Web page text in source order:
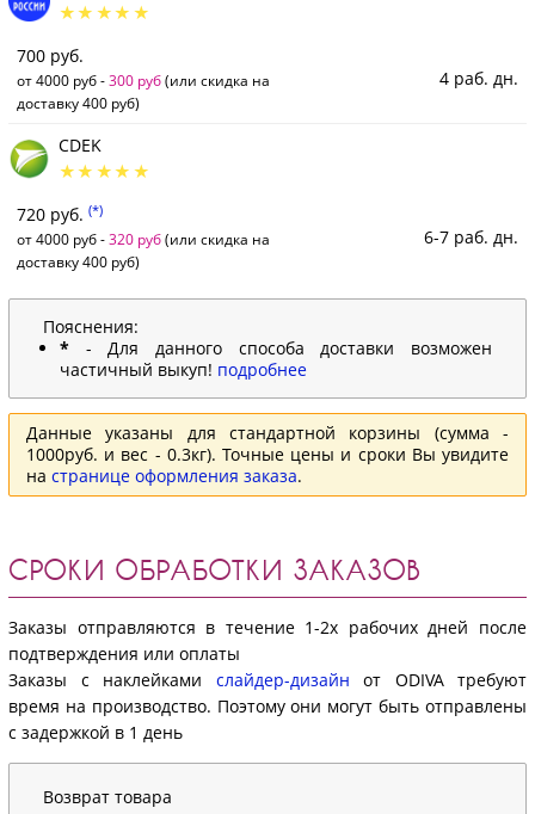
700 руб.
от 4000 руб -300 руб(или скидка на
доставку 400 руб)
4 раб. дн.
CDEK
720 руб. (*)
от 4000 руб -320 руб(или скидка на
доставку 400 руб)
6-7 раб. дн.
Пояснения:
* - Для данного способа доставки возможен
частичный выкуп! подробнее
Данные указаны для стандартной корзины (сумма -
1000руб. и вес - 0.3кг). Точные цены и сроки Вы увидите
на странице оформления заказа.
СРОКИ ОБРАБОТКИ ЗАКАЗОВ
Заказы отправляются в течение 1-2х рабочих дней после
подтверждения или оплаты
Заказы с наклейками слайдер-дизайн от ODIVA требуют
время на производство. Поэтому они могут быть отправлены
с задержкой в 1 день
Возврат товара